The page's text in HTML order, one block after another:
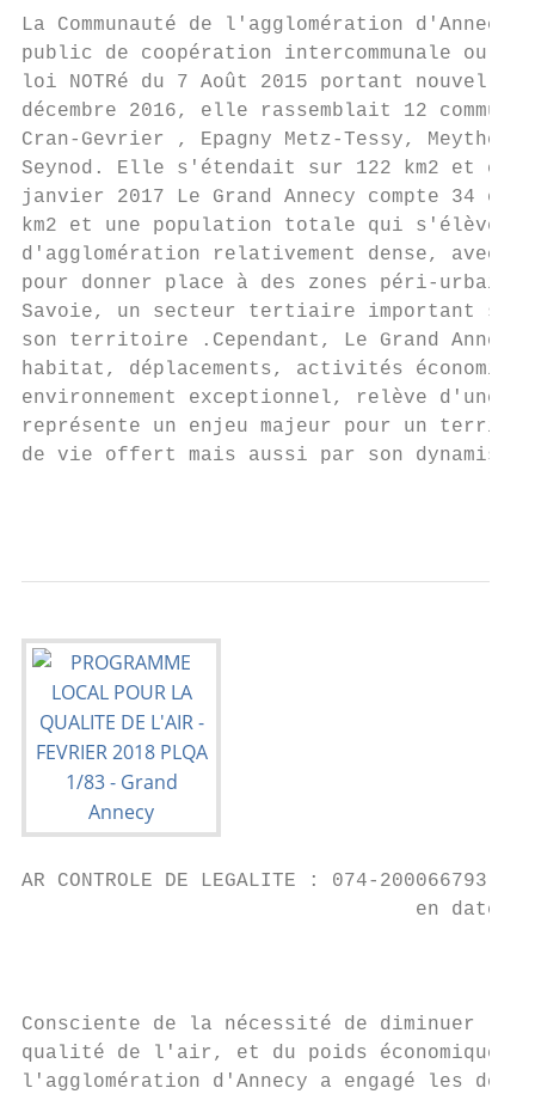
La Communauté de l'agglomération
public de coopération intercommunale ou
loi NOTRé du 7 Août 2015 portant
décembre 2016, elle rassemblait 12
Cran-Gevrier , Epagny Metz-Tessy,
Seynod. Elle s'étendait sur 122 km2 et
janvier 2017 Le Grand Annecy compte 34
km2 et une population totale qui s'élève
d'agglomération relativement dense,
pour donner place à des zones péri-
Savoie, un secteur tertiaire important s'y
son territoire .Cependant, Le Grand
habitat, déplacements, activités
environnement exceptionnel, relève d'une
représente un enjeu majeur pour un
de vie offert mais aussi par son dynamisme
AR CONTROLE DE LEGALITE : 074-200066793-
en date
Consciente de la nécessité de diminuer
qualité de l'air, et du poids économique
l'agglomération d'Annecy a engagé les